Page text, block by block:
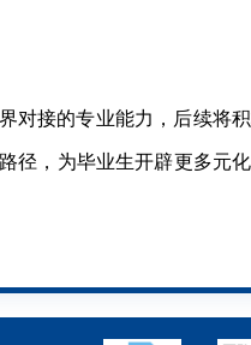
接的专业能力，后续将
径，为毕业生开辟更多元